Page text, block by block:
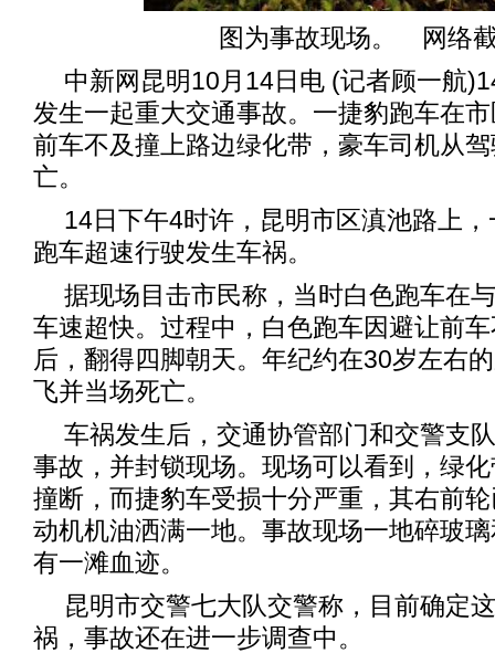
图为事故现场。 网络
中新网昆明10月14日电 (记者顾一航
发生一起重大交通事故。一捷豹跑车在
前车不及撞上路边绿化带，豪车司机从
亡。
14日下午4时许，昆明市区滇池路上
跑车超速行驶发生车祸。
据现场目击市民称，当时白色跑车在
车速超快。过程中，白色跑车因避让前
后，翻得四脚朝天。年纪约在30岁左右
飞并当场死亡。
车祸发生后，交通协管部门和交警支
事故，并封锁现场。现场可以看到，绿
撞断，而捷豹车受损十分严重，其右前
动机机油洒满一地。事故现场一地碎玻
有一滩血迹。
昆明市交警七大队交警称，目前确定
祸，事故还在进一步调查中。